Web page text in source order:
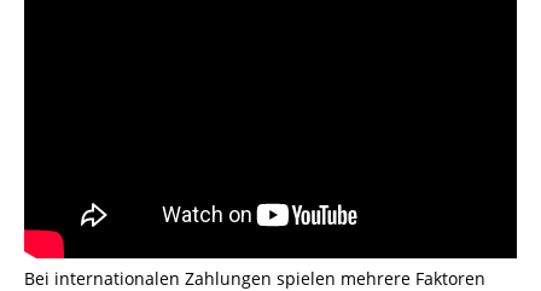
Bei internationalen Zahlungen spielen mehrere Faktoren